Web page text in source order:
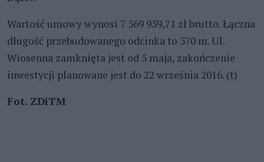
Wartość umowy wynosi 7 569 959,71 zł brutto. Łączna
długość przebudowanego odcinka to 570 m. Ul.
Wiosenna zamknięta jest od 5 maja, zakończenie
inwestycji planowane jest do 22 września 2016. (t)
Fot. ZDiTM